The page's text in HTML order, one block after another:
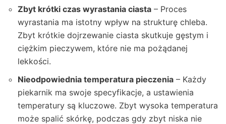
Zbyt krótki czas wyrastania ciasta – Proces
wyrastania ma istotny wpływ na strukturę chleba.
Zbyt krótkie dojrzewanie ciasta skutkuje gęstym i
ciężkim pieczywem, które nie ma pożądanej
lekkości.
Nieodpowiednia temperatura pieczenia – Każdy
piekarnik ma swoje specyfikacje, a ustawienia
temperatury są kluczowe. Zbyt wysoka temperatura
może spalić skórkę, podczas gdy zbyt niska nie